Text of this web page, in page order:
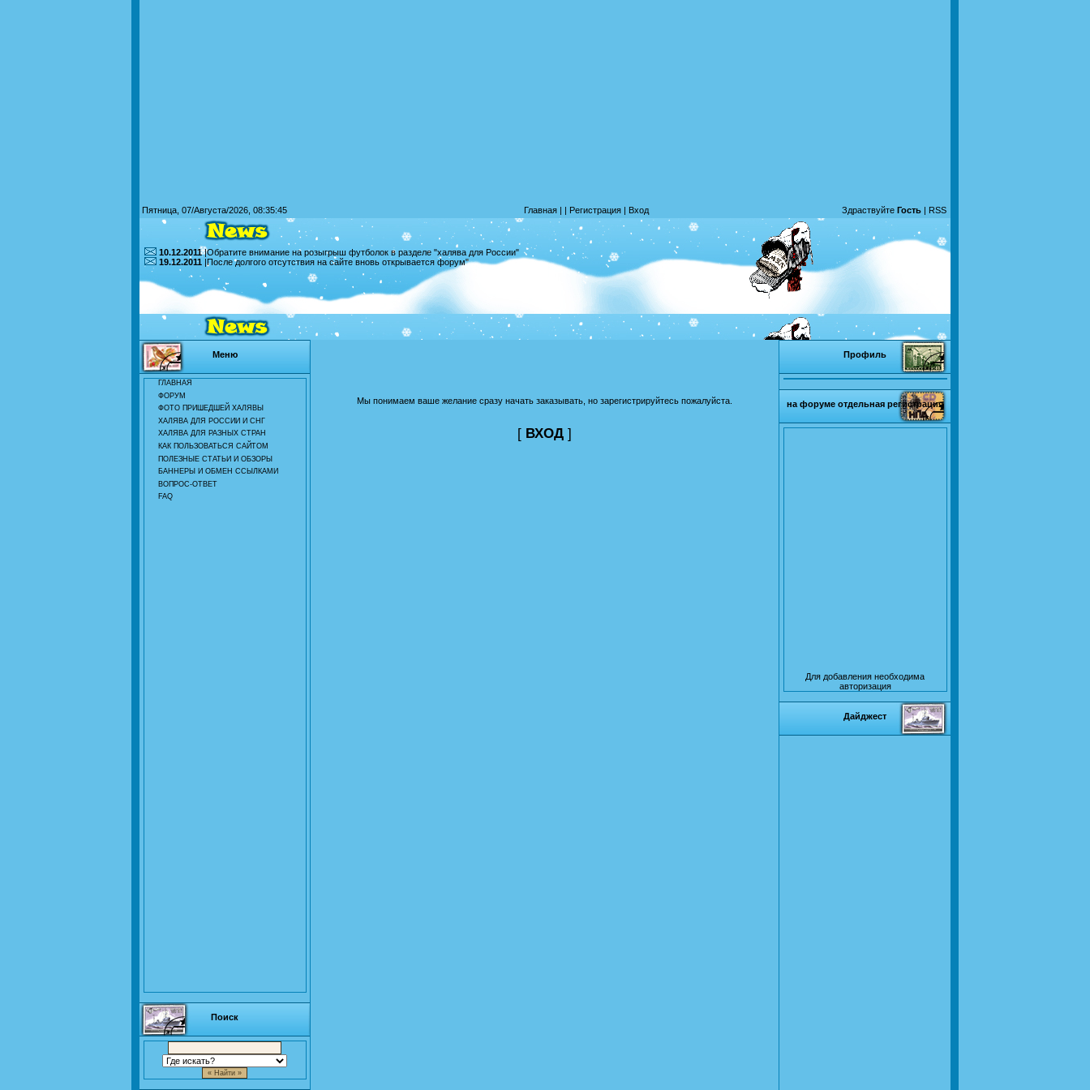
Пятница, 07/Августа/2026, 08:35:45 Главная | | Регистрация | Вход Здраствуйте Гость | RSS
10.12.2011|Обратите внимание на розыгрыш футболок в разделе "халява для России"
19.12.2011 |После долгого отсутствия на сайте вновь открывается форум"
Меню
ГЛАВНАЯ
ФОРУМ
ФОТО ПРИШЕДШЕЙ ХАЛЯВЫ
ХАЛЯВА ДЛЯ РОССИИ И СНГ
ХАЛЯВА ДЛЯ РАЗНЫХ СТРАН
КАК ПОЛЬЗОВАТЬСЯ САЙТОМ
ПОЛЕЗНЫЕ СТАТЬИ И ОБЗОРЫ
БАННЕРЫ И ОБМЕН ССЫЛКАМИ
ВОПРОС-ОТВЕТ
FAQ
Поиск
Мы понимаем ваше желание сразу начать заказывать, но зарегистрируйтесь пожалуйста.
[ ВХОД ]
Профиль
на форуме отдельная регистрация
Для добавления необходима
авторизация
Дайджест